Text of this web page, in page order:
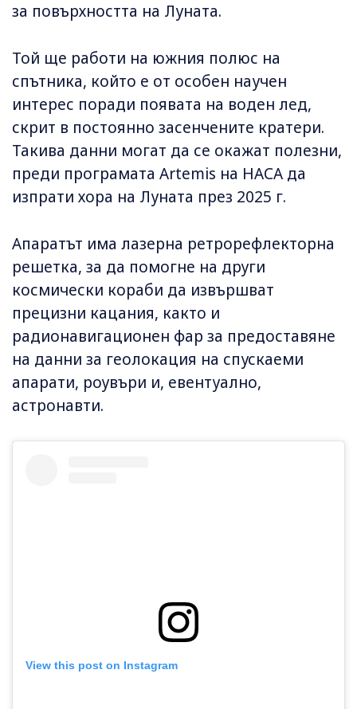
за повърхността на Луната.
Той ще работи на южния полюс на
спътника, който е от особен научен
интерес поради появата на воден лед,
скрит в постоянно засенчените кратери.
Такива данни могат да се окажат полезни,
преди програмата Artemis на НАСА да
изпрати хора на Луната през 2025 г.
Апаратът има лазерна ретрорефлекторна
решетка, за да помогне на други
космически кораби да извършват
прецизни кацания, както и
радионавигационен фар за предоставяне
на данни за геолокация на спускаеми
апарати, роувъри и, евентуално,
астронавти.
View this post on Instagram